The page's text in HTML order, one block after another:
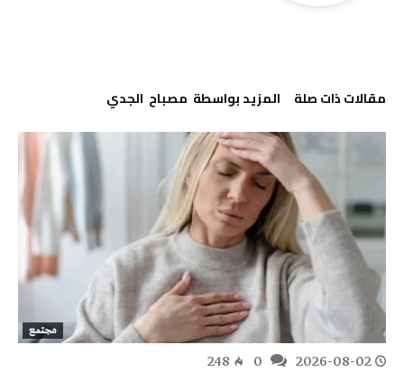
‫مقالات ذات صلة‬ ‫‫المزيد بواسطة‬ ‬ مصباح ‭ ‬الجدي
مجتمع
2026-08-02
248